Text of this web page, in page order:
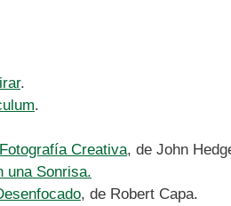
.
.
Creativa, de John
una Sonrisa.
, de Robert Capa.